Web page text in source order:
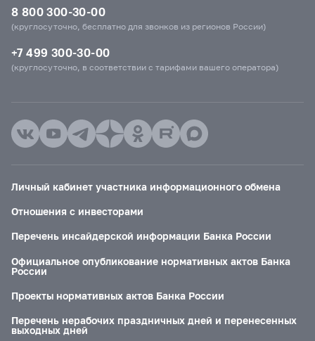
8 800 300-30-00
(круглосуточно, бесплатно для звонков из регионов России)
+7 499 300-30-00
(круглосуточно, в соответствии с тарифами вашего оператора)
Личный кабинет участника информационного обмена
Отношения с инвесторами
Перечень инсайдерской информации Банка России
Официальное опубликование нормативных актов Банка
России
Проекты нормативных актов Банка России
Перечень нерабочих праздничных дней и перенесенных
выходных дней